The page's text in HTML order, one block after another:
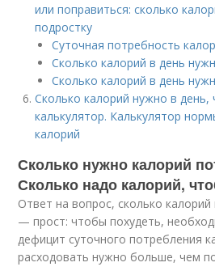
или поправиться: сколько
подростку
Суточная потребность
Сколько калорий в день
Сколько калорий в день
Сколько калорий нужно в день,
калькулятор. Калькулятор
калорий
Сколько нужно калорий
Сколько надо калорий,
Ответ на вопрос, сколько
— прост: чтобы похудеть,
дефицит суточного потребления
расходовать нужно больше, чем